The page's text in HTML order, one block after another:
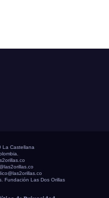
La Castellana
Fundación Las Dos Orillas